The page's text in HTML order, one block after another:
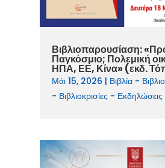
Βιβλιοπαρουσίαση:
Παγκόσμιο; Πολεμική
ΗΠΑ, ΕΕ, Κίνα» (εκδ.
Μάι 15, 2026 | Βιβλία -
- Βιβλιοκρισίες - Εκδηλώσεις